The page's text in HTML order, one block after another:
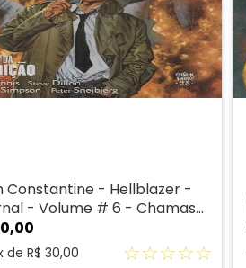
Constantine - Hellblazer -
- Volume # 6 - Chamas
(1ª Edição)
,00
de R$ 30,00 ☆☆☆☆☆